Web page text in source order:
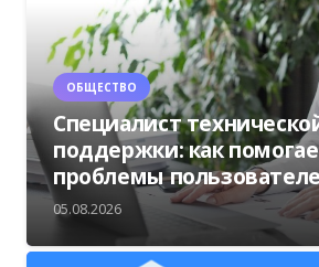
ОБЩЕСТВО
Специалист
поддержки: как
проблемы
05.08.2026